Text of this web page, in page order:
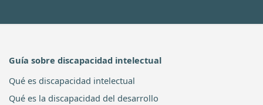
Guía sobre discapacidad intelectual
Qué es discapacidad intelectual
Qué es la discapacidad del desarrollo